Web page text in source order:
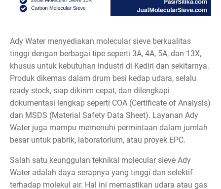
Ady Water menyediakan molecular sieve berkualitas
tinggi dengan berbagai tipe seperti 3A, 4A, 5A, dan 13X,
khusus untuk kebutuhan industri di Kediri dan sekitarnya.
Produk dikemas dalam drum besi kedap udara, selalu
ready stock, siap dikirim cepat, dan dilengkapi
dokumentasi lengkap seperti COA (Certificate of Analysis)
dan MSDS (Material Safety Data Sheet). Layanan Ady
Water juga mampu memenuhi permintaan dalam jumlah
besar untuk pabrik, laboratorium, atau proyek EPC.
Salah satu keunggulan teknikal molecular sieve Ady
Water adalah daya serapnya yang tinggi dan selektif
terhadap molekul air. Hal ini memastikan udara atau gas